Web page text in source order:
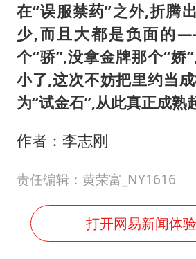
在“误服禁药”之外,折腾
少,而且大都是负面的
个“骄”,没拿金牌那个“娇
小了,这次不妨把里约当
为“试金石”,从此真正成熟
作者：李志刚
责任编辑：黄荣富_NY1616
打开网易新闻体